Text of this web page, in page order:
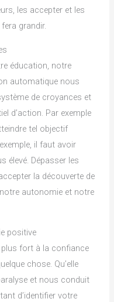
les accepter et les
grandir.
éducation, notre
automatique nous
de croyances et
d’action. Par exemple
tel objectif
il faut avoir
élevé. Dépasser les
la découverte de
autonomie et notre
positive
plus fort à la confiance
chose. Qu’elle
et nous conduit
d’identifier votre